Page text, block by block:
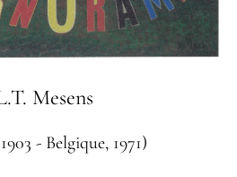
Mesens
- Belgique, 1971)